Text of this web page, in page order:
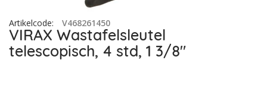
Artikelcode: V468261450
VIRAX Wastafelsleutel
telescopisch, 4 std, 1 3/8"